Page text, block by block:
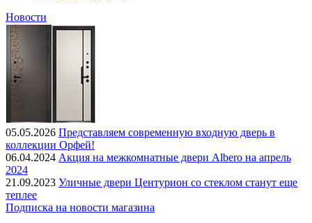
Новости
05.05.2026 Представляем современную входную дверь в
коллекции Орфей!
06.04.2024 Акция на межкомнатные двери Albero на апрель
2024
21.09.2023 Уличные двери Центурион со стеклом станут еще
теплее
Подписка на новости магазина